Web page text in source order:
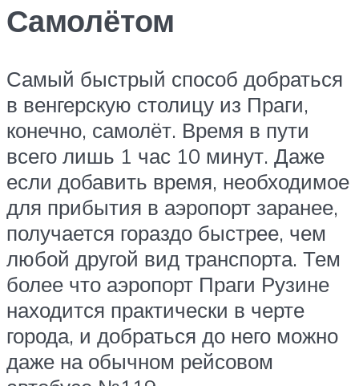
Самолётом
Самый быстрый способ добраться
в венгерскую столицу из Праги,
конечно, самолёт. Время в пути
всего лишь 1 час 10 минут. Даже
если добавить время, необходимое
для прибытия в аэропорт заранее,
получается гораздо быстрее, чем
любой другой вид транспорта. Тем
более что аэропорт Праги Рузине
находится практически в черте
города, и добраться до него можно
даже на обычном рейсовом